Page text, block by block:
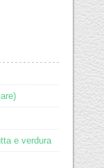
e verdura